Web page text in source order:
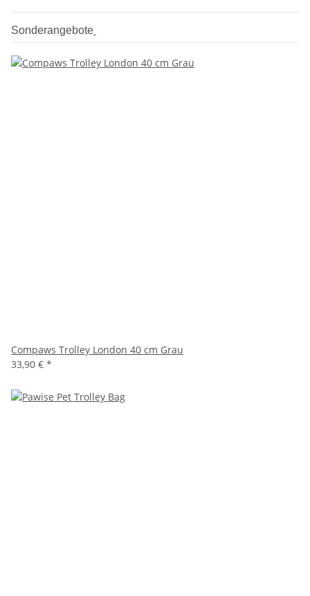
Sonderangebote
Compaws Trolley London 40 cm Grau
33,90 € *